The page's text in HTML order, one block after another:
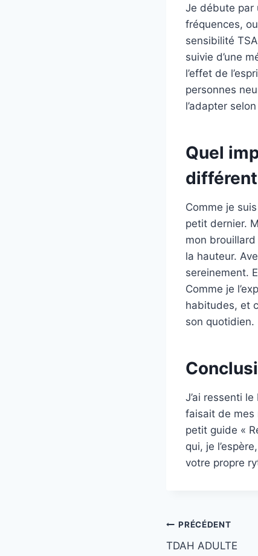
Je débute par
fréquences,
sensibilité
suivie d’une
l’effet de
personnes
l’adapter
Quel
Comme je
petit dernier.
mon
la hauteur.
sereinement.
Comme je
habitudes, et
son quotidien.
J’ai ressenti
faisait de mes
petit guide «
qui, je
votre propre
Navigation
PRÉCÉDENT
TDAH ADULTE